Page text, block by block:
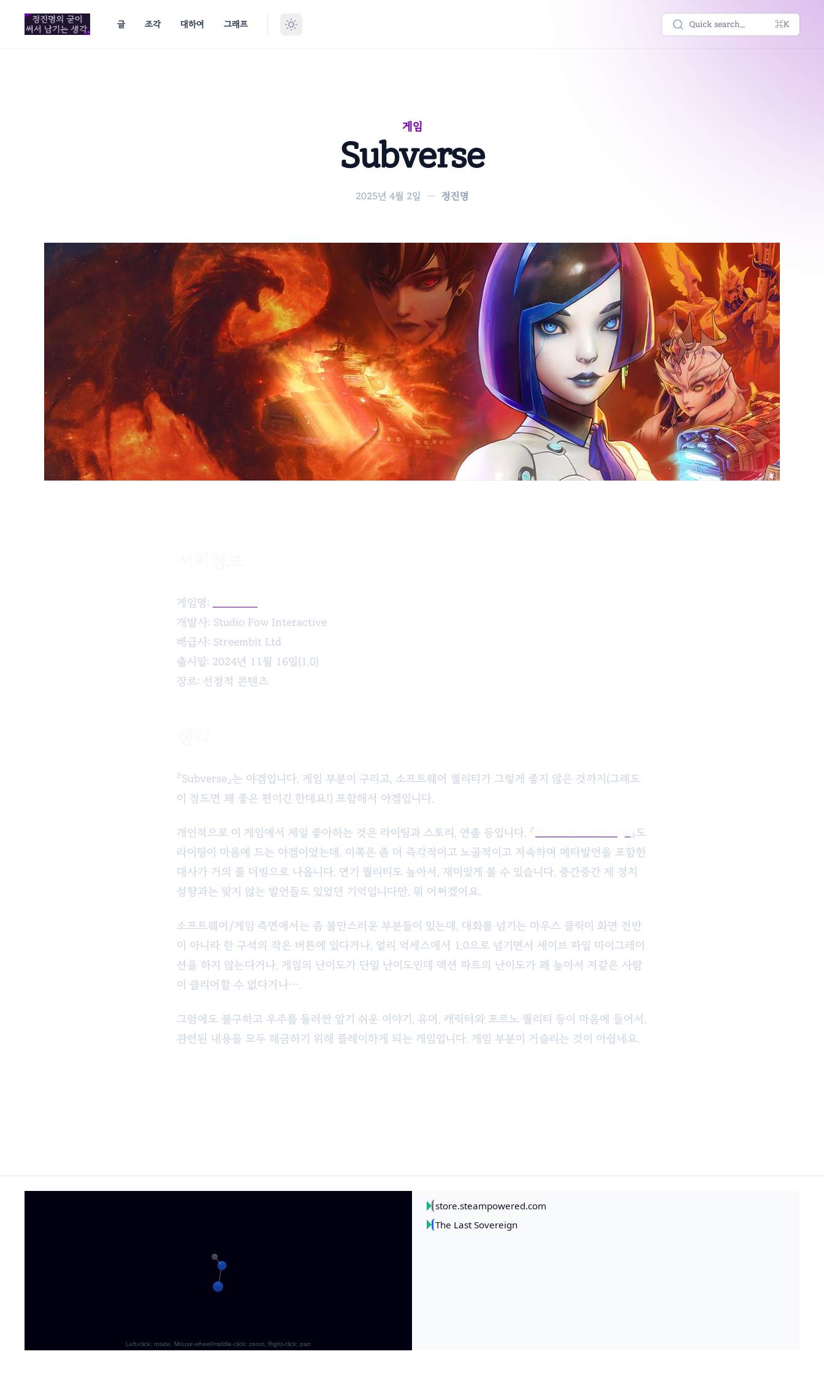
content
글
조각 대하여 그래프 Quick search... ⌘K
게임
Subverse
2025년 4월 2일 — 정진명
게임명:
개발사: Studio Fow Interactive
배급사: Streembit Ltd
출시일: 2024년 11월 16일(1.0)
장르: 선정적 콘텐츠
『Subverse』는 야겜입니다. 게임 부분이 구리고, 소프트웨어 퀄리티가 그렇게 좋지 않은 것까지(그래도
이 정도면 꽤 좋은 편이긴 한데요!) 포함해서 야겜입니다.
개인적으로 이 게임에서 제일 좋아하는 것은 라이팅과 스토리, 연출 등입니다. 『
』도
라이팅이 마음에 드는 야겜이었는데, 이쪽은 좀 더 즉각적이고 노골적이고 저속하며 메타발언을 포함한
대사가 거의 풀 더빙으로 나옵니다. 연기 퀄리티도 높아서, 재미있게 볼 수 있습니다. 중간중간 제 정치
성향과는 맞지 않는 발언들도 있었던 기억입니다만, 뭐 어쩌겠어요.
소프트웨어/게임 측면에서는 좀 불만스러운 부분들이 있는데, 대화를 넘기는 마우스 클릭이 화면 전반
이 아니라 한 구석의 작은 버튼에 있다거나, 얼리 억세스에서 1.0으로 넘기면서 세이브 파일 마이그레이
션을 하지 않는다거나, 게임의 난이도가 단일 난이도인데 액션 파트의 난이도가 꽤 높아서 저같은 사람
이 클리어할 수 없다거나….
그럼에도 불구하고 우주를 둘러싼 알기 쉬운 이야기, 유머, 캐릭터와 포르노 퀄리티 등이 마음에 들어서,
관련된 내용을 모두 해금하기 위해 플레이하게 되는 게임입니다. 게임 부분이 거슬리는 것이 아쉽네요.